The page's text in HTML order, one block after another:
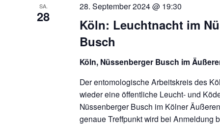
SA.
28
Köln: Leuchtnacht im
Busch
28. September 2024 @ 19:30
Köln, Nüssenberger Busch im
Der entomologische Arbeitskreis des
wieder eine öffentliche Leucht- und
Nüssenberger Busch im Kölner
genaue Treffpunkt wird bei Anmeldung